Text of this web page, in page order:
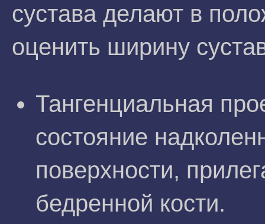
сустава делают в
оценить ширину
Тангенциальная
состояние
поверхности,
бедренной кости.